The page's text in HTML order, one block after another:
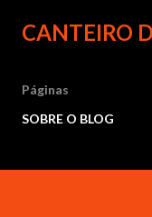
Pular
CANTEIRO
Páginas
SOBRE O BLOG